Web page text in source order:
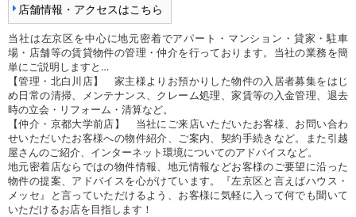
店舗情報・アクセスはこちら
当社は左京区を中心に地元密着でアパート・マンション・貸家・駐車
場・店舗等の賃貸物件の管理・仲介を行っております。当社の業務を簡
単にご説明しますと…
【管理・北白川店】 家主様よりお預かりした物件の入居者募集をはじ
め日常の清掃、メンテナンス、クレーム処理、家賃等の入金管理、退去
時の立会・リフォーム・清算など。
【仲介・京都大学前店】 当社にご来店いただいたお客様、お問い合わ
せいただいたお客様への物件紹介、ご案内、契約手続きなど。また引越
屋さんのご紹介、インターネット環境についてのアドバイスなど。
地元密着店ならではの物件情報、地元情報などお客様のご要望に沿った
物件の提案、アドバイスを心がけています。『左京区と言えばハウス・
メッセ』と言っていただけるよう、お客様に気軽に入って何でも聞いて
いただけるお店を目指します！